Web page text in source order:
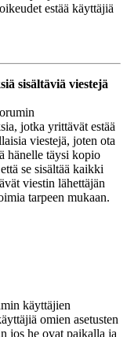
estää käyttäjiä
sisältäviä viestejä
jotka yrittävät estää
viestejä, joten ota
hänelle täysi kopio
se sisältää kaikki
viestin lähettäjän
tarpeen mukaan.
käyttäjien
omien asetusten
jos he ovat paikalla ja